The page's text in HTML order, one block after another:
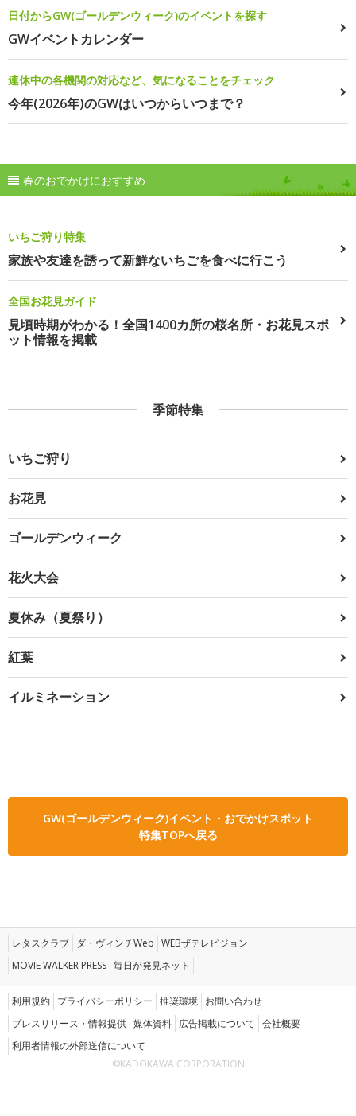
日付からGW(ゴールデンウィーク)のイベントを探す
GWイベントカレンダー
連休中の各機関の対応など、気になることをチェック
今年(2026年)のGWはいつからいつまで？
春のおでかけにおすすめ
いちご狩り特集
家族や友達を誘って新鮮ないちごを食べに行こう
全国お花見ガイド
見頃時期がわかる！全国1400カ所の桜名所・お花見スポ
ット情報を掲載
季節特集
いちご狩り
お花見
ゴールデンウィーク
花火大会
夏休み（夏祭り）
紅葉
イルミネーション
GW(ゴールデンウィーク)イベント・おでかけスポット
特集TOPへ戻る
レタスクラブ ダ・ヴィンチWeb WEBザテレビジョン
MOVIE WALKER PRESS 毎日が発見ネット
利用規約 プライバシーポリシー 推奨環境 お問い合わせ
プレスリリース・情報提供 媒体資料 広告掲載について 会社概要
利用者情報の外部送信について
©KADOKAWA CORPORATION